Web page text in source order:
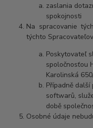
zaslania
spokojnosti
Na spracovanie
týchto
Poskytovateľ
spoločnosťou
Karolinská
Případně
softwarů,
době
Osobné údaje